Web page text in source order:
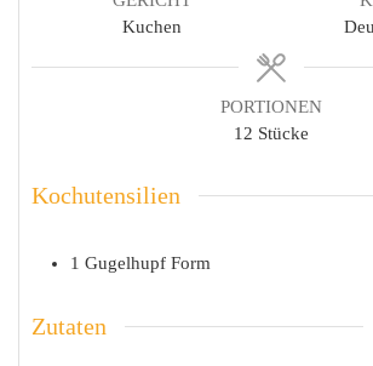
Kuchen
PORTIONEN
12 Stücke
Kochutensilien
1 Gugelhupf Form
Zutaten